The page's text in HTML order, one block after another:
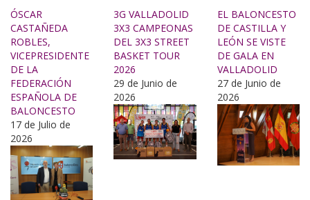
ÓSCAR
CASTAÑEDA
ROBLES,
VICEPRESIDENTE
DE LA
FEDERACIÓN
ESPAÑOLA DE
BALONCESTO
17 de Julio de
2026
3G VALLADOLID
3X3 CAMPEONAS
DEL 3X3 STREET
BASKET TOUR
2026
29 de Junio de
2026
EL BALONCESTO
DE CASTILLA Y
LEÓN SE VISTE
DE GALA EN
VALLADOLID
27 de Junio de
2026